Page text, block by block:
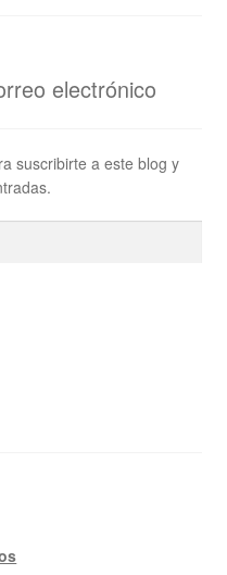
electrónico
suscribirte a este blog y